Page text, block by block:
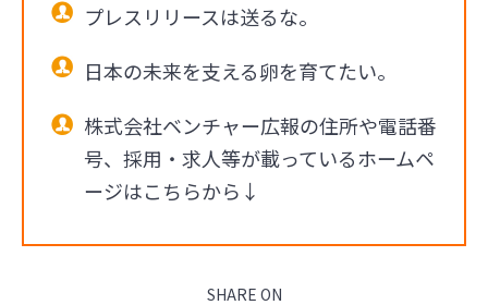
プレスリリースは送るな。
日本の未来を支える卵を育てたい。
株式会社ベンチャー広報の住所や電話番
号、採用・求人等が載っているホームペ
ージはこちらから↓
SHARE ON